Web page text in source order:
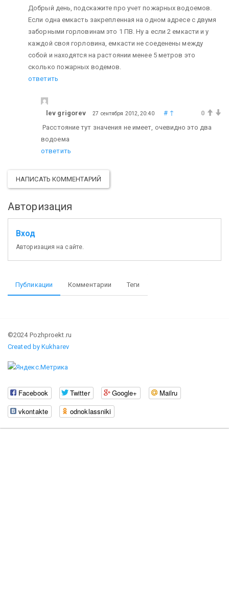
Добрый день, подскажите про учет пожарных водоемов.
Если одна емкасть закрепленная на одном адресе с двумя
заборными горловинам это 1 ПВ. Ну а если 2 емкасти и у
каждой своя горловина, емкасти не соеденены между
собой и находятся на растоянии менее 5 метров это
сколько пожарных водемов.
ответить
lev grigorev 27 сентября 2012, 20:40 # ↑
0
Расстояние тут значения не имеет, очевидно это два
водоема
ответить
НАПИСАТЬ КОММЕНТАРИЙ
Авторизация
Вход
Авторизация на сайте.
Публикации Комментарии Теги
©2024 Pozhproekt.ru
Created by Kukharev
Facebook Twitter Google+
Mailru
vkontakte
odnoklassniki